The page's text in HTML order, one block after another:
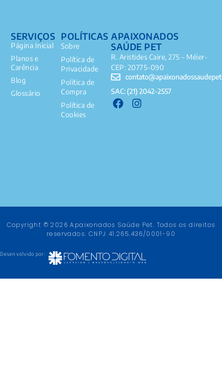
POLÍTICAS
Sobre
Política de
Privacidade
Política de
Compra
Política de
Cookies
SERVIÇOS
Página Inicial
Planos e
Carência
Blog
Glossário
APAIXONADOS
SAÚDE PET
R. Aristides Caire, 275 – Méier-
CEP: 20775-090
SAC: (21) 2042-2557
Copyright © 2026 Apaixonados Saúde Pet. Todos os direitos
reservados. CNPJ 41.265.436/0001-90
Desenvolvido por: